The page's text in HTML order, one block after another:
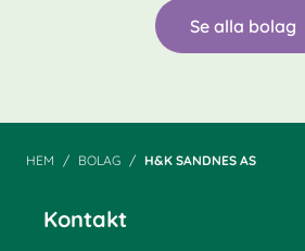
Se alla bolag
HEM BOLAG H&K SANDNES AS
Kontakt